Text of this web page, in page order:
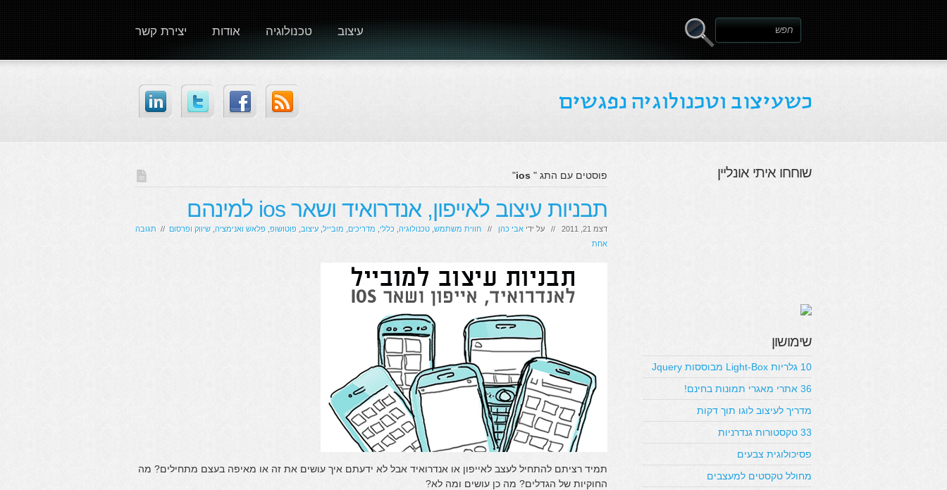
יצירת קשר אודות טכנולוגיה עיצוב
פוסטים עם התג " "
תבניות עיצוב לאייפון, אנדרואיד ושאר ios למינהם
דצמ 21, 2011 // על ידי אבי כהן // חווית משתמש טכנולוגיה כללי מדריכים מובייל עיצוב פוטושופ פלאש ואנימציה שיווק ופרסום // תגובה
אחת
תמיד רציתם להתחיל לעצב לאייפון או אנדרואיד אבל לא ידעתם איך עושים את זה או מאיפה בעצם מתחילים? מה
החוקיות של הגדלים? מה כן עושים ומה לא?
שוחחו איתי אונליין
שימושון
10 גלריות Light-Box מבוססות Jquery
36 אתרי מאגרי תמונות בחינם!
מדריך לעיצוב לוגו תוך דקות
33 טקסטורות גנדרניות
פסיכולוגית צבעים
מחולל טקסטים למעצבים